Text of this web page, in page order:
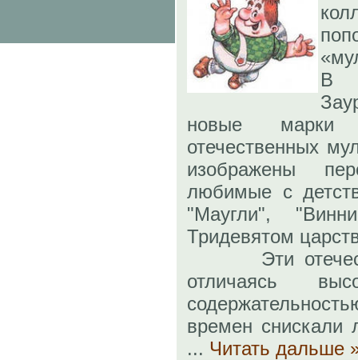
В
новые
отечественных
изображены
любимые с
"Маугли",
Тридевятом
Эти
отличаясь
времен снискали
... Читать дальше